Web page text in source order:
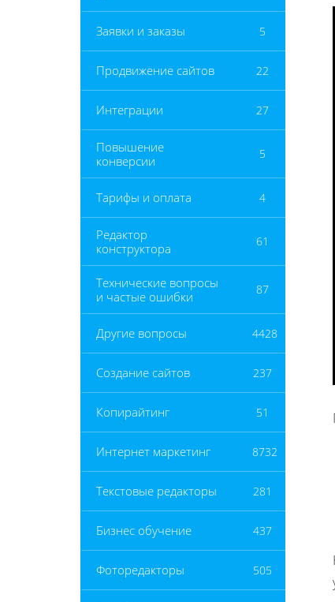
Заявки и заказы 5
Продвижение сайтов 22
Интеграции 27
Повышение
конверсии
5
Тарифы и оплата 4
Редактор
конструктора
61
Технические вопросы
и частые ошибки
87
Другие вопросы 4428
Создание сайтов 237
Копирайтинг 51
Интернет маркетинг 8732
Текстовые редакторы 281
Бизнес обучение 437
Фоторедакторы 505